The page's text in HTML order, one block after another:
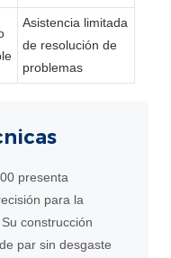
Asistencia limitada
de resolución de
problemas
presenta
para la
construcción
par sin desgaste